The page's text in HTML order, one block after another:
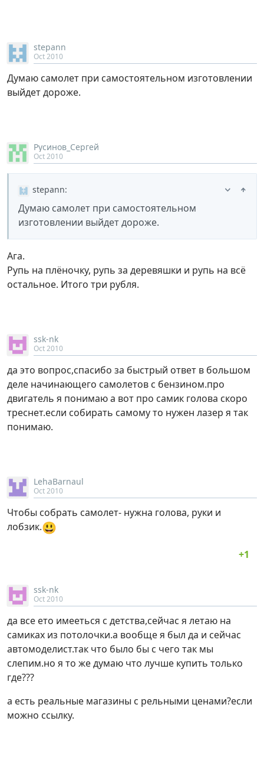
stepann
Oct 2010
Думаю самолет при самостоятельном изготовлении
выйдет дороже.
Русинов_Сергей
Oct 2010
stepann:
Думаю самолет при самостоятельном
изготовлении выйдет дороже.
Ага.
Рупь на плёночку, рупь за деревяшки и рупь на всё
остальное. Итого три рубля.
ssk-nk
Oct 2010
да это вопрос,спасибо за быстрый ответ в большом
деле начинающего самолетов с бензином.про
двигатель я понимаю а вот про самик голова скоро
треснет.если собирать самому то нужен лазер я так
понимаю.
LehaBarnaul
Oct 2010
Чтобы собрать самолет- нужна голова, руки и
лобзик.😃
ssk-nk
Oct 2010
да все ето имееться с детства,сейчас я летаю на
самиках из потолочки.а вообще я был да и сейчас
автомоделист.так что было бы с чего так мы
слепим.но я то же думаю что лучше купить только
где???
а есть реальные магазины с рельными ценами?если
можно ссылку.